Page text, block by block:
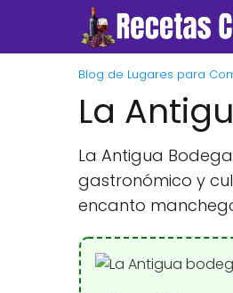
Blog de Lugares para
La
La Antigua
gastronómico y
encanto